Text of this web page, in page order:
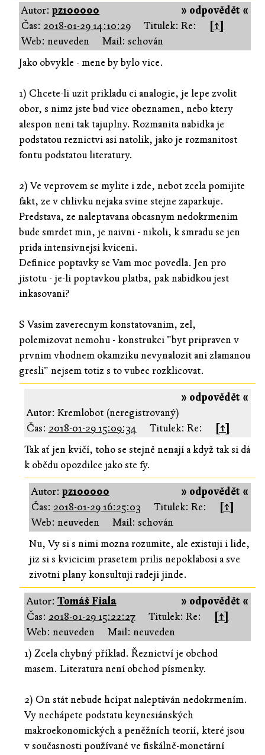
» odpovědět «
Autor:pz100000
Čas: 2018-01-29 14:10:29 Titulek: Re:
[↑]
Web: neuveden
Mail: schován
Jako obvykle - mene by bylo vice.
1) Chcete-li uzit prikladu ci analogie, je lepe zvolit
obor, s nimz jste bud vice obeznamen, nebo ktery
alespon neni tak tajuplny. Rozmanita nabidka je
podstatou reznictvi asi natolik, jako je rozmanitost
fontu podstatou literatury.
2) Ve veprovem se mylite i zde, nebot zcela pomijite
fakt, ze v chlivku nejaka svine stejne zaparkuje.
Predstava, ze naleptavana obcasnym nedokrmenim
bude smrdet min, je naivni - nikoli, k smradu se jen
prida intensivnejsi kviceni.
Definice poptavky se Vam moc povedla. Jen pro
jistotu - je-li poptavkou platba, pak nabidkou jest
inkasovani?
S Vasim zaverecnym konstatovanim, zel,
polemizovat nemohu - konstrukci "byt pripraven v
prvnim vhodnem okamziku nevynalozit ani zlamanou
gresli" nejsem totiz s to vubec rozklicovat.
» odpovědět «
Autor: Kremlobot (neregistrovaný)
Čas: 2018-01-29 15:09:34 Titulek: Re:
[↑]
Tak ať jen kvičí, toho se stejně nenají a když tak si dá
k obědu opozdilce jako ste fy.
» odpovědět «
Autor: pz100000
Čas: 2018-01-29 16:25:03 Titulek: Re:
[↑]
Web: neuveden
Mail: schován
Nu, Vy si s nimi mozna rozumite, ale existuji i lide,
jiz si s kvicicim prasetem prilis nepoklabosi a sve
zivotni plany konsultuji radeji jinde.
» odpovědět «
Autor: Tomáš Fiala
Čas: 2018-01-29 15:22:27 Titulek: Re:
[↑]
Web: neuveden
Mail: neuveden
1) Zcela chybný příklad. Řeznictví je obchod
masem. Literatura není obchod písmenky.
2) On stát nebude hcípat naleptáván nedokrmením.
Vy nechápete podstatu keynesiánských
makroekonomických a peněžních teorií, které jsou
v současnosti používané ve fiskálně-monetární